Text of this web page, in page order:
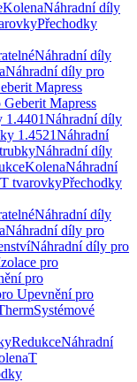
KolenaNáhradní díly
Přechodky
Náhradní díly
Náhradní díly pro
Mapress
Mapress
1.4401Náhradní díly
1.4521Náhradní
Náhradní díly
KolenaNáhradní
tvarovkyPřechodky
Náhradní díly
Náhradní díly pro
Náhradní díly pro
pro
pro
Upevnění pro
Systémové
RedukceNáhradní
T